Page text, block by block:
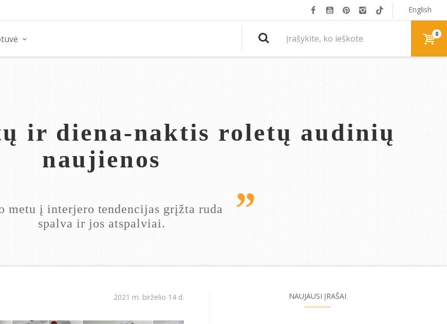
English
0
ir diena-naktis roletų audinių
naujienos
metu į interjero tendencijas grįžta ruda
spalva ir jos atspalviai.
NAUJAUSI ĮRAŠAI
2021 m. birželio 14 d.